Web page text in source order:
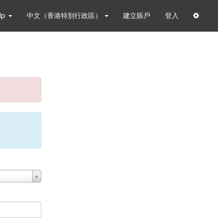
中文（香港特別行政區） 建立賬戶 登入